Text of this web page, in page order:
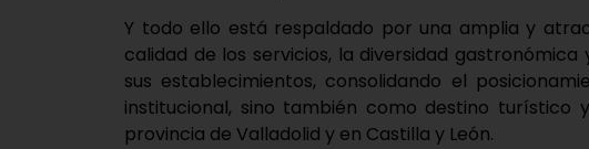
Y todo ello está respaldado por una amplia y
calidad de los servicios, la diversidad
sus establecimientos, consolidando el
institucional, sino también como destino turístico
provincia de Valladolid y en Castilla y León.